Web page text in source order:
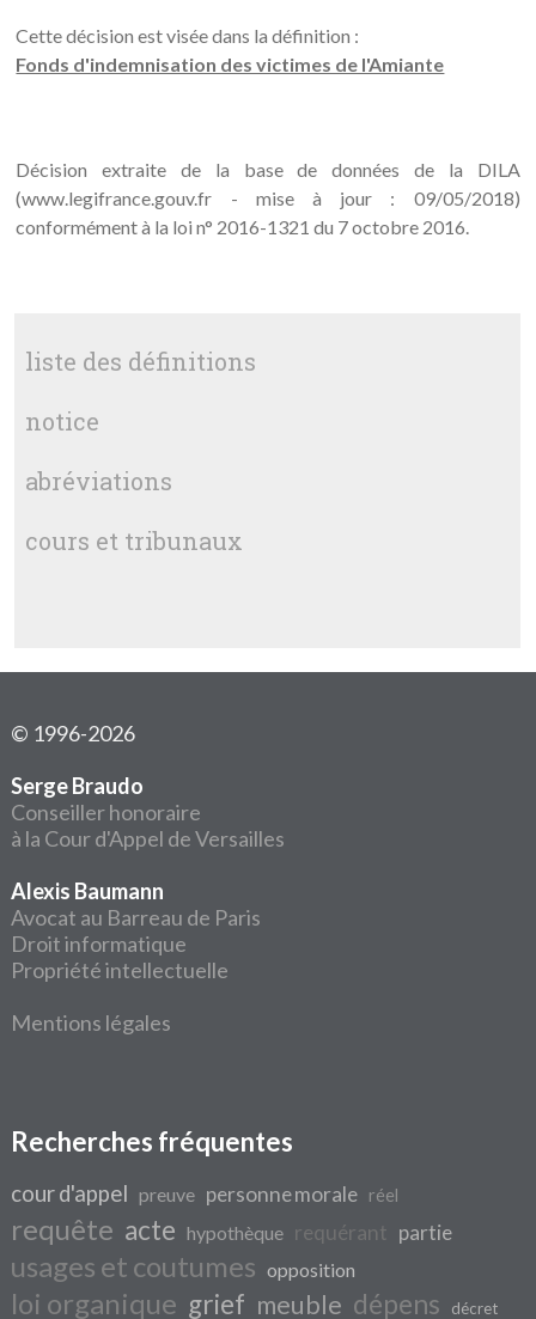
Cette décision est visée dans la définition :
Fonds d'indemnisation des victimes de l'Amiante
Décision extraite de la base de données de la DILA
(www.legifrance.gouv.fr - mise à jour : 09/05/2018)
conformément à la loi n° 2016-1321 du 7 octobre 2016.
liste des définitions
notice
abréviations
cours et tribunaux
© 1996-2026
Serge Braudo
Conseiller honoraire
à la Cour d'Appel de Versailles
Alexis Baumann
Avocat au Barreau de Paris
Droit informatique
Propriété intellectuelle
Mentions légales
Recherches fréquentes
cour d'appel preuve personne morale réel
requête acte hypothèque requérant partie
usages et coutumes opposition
loi organique grief meuble dépens décret